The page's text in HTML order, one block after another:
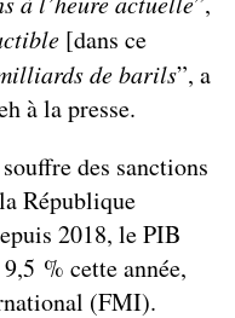
[dans ce
de barils”, a
à la presse.
des sanctions
République
2018, le PIB
% cette année,
(FMI).